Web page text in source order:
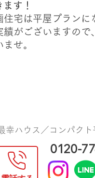
ます！
住宅は平屋プランに
がございますので
せ。
幸ハウス／コンパクト
0120-